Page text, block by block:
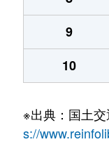
9
10
※出典：国土
s://